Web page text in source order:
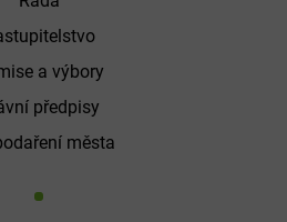
a výbory
předpisy
města